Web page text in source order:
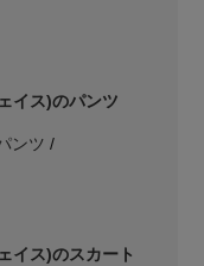
イス)のパンツ
ンツ
イス)のスカート